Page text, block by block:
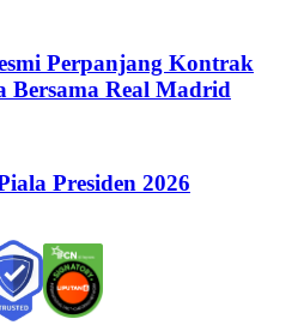
Perpanjang Kontrak
Bersama Real Madrid
Presiden 2026